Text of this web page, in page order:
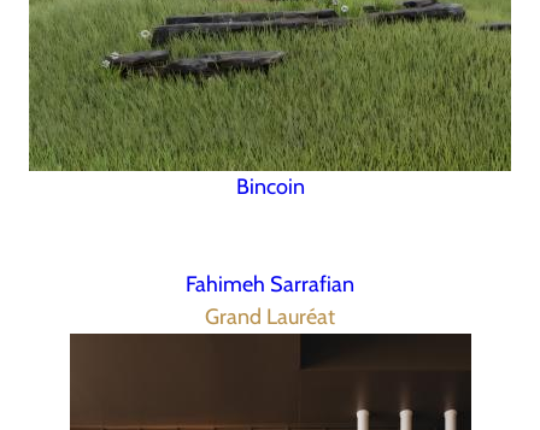
Bincoin
Fahimeh Sarrafian
Grand Lauréat